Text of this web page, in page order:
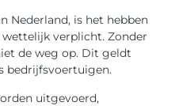
Nederland, is het hebben
verplicht. Zonder
de weg op. Dit geldt
bedrijfsvoertuigen.
uitgevoerd,